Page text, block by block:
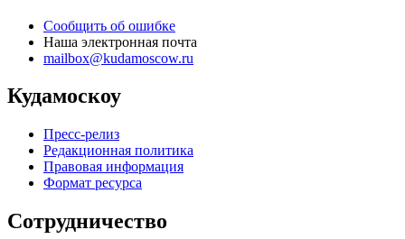
Сообщить об ошибке
Наша электронная почта
mailbox@kudamoscow.ru
Кудамоскоу
Пресс-релиз
Редакционная политика
Правовая информация
Формат ресурса
Сотрудничество